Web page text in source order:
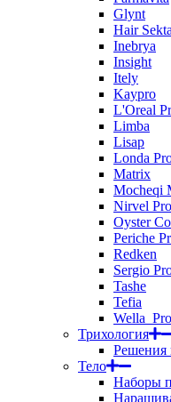
Glynt
Hair Sekta
Inebrya
Insight
Itely
Kaypro
L'Oreal
Limba
Lisap
Londa
Matrix
Mocheqi
Nirvel
Oyster
Periche
Redken
Sergio
Tashe
Tefia
Трихология
Решения
Тело
Наборы